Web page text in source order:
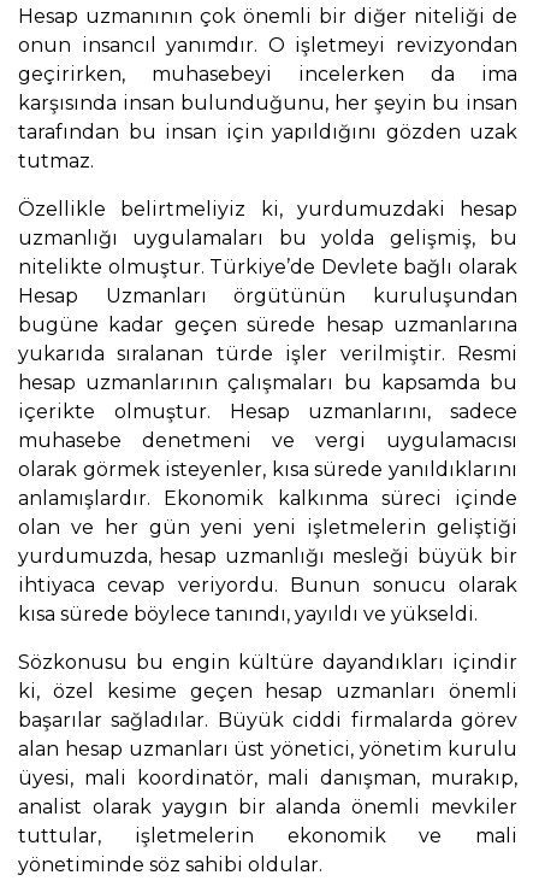
Hesap uzmanının çok önemli bir diğer niteliği de
onun insancıl yanımdır. O işletmeyi revizyondan
geçirirken, muhasebeyi incelerken da ima
karşısında insan bulunduğunu, her şeyin bu insan
tarafından bu insan için yapıldığını gözden uzak
tutmaz.
Özellikle belirtmeliyiz ki, yurdumuzdaki hesap
uzmanlığı uygulamaları bu yolda gelişmiş, bu
nitelikte olmuştur. Türkiye’de Devlete bağlı olarak
Hesap Uzmanları örgütünün kuruluşundan
bugüne kadar geçen sürede hesap uzmanlarına
yukarıda sıralanan türde işler verilmiştir. Resmi
hesap uzmanlarının çalışmaları bu kapsamda bu
içerikte olmuştur. Hesap uzmanlarını, sadece
muhasebe denetmeni ve vergi uygulamacısı
olarak görmek isteyenler, kısa sürede yanıldıklarını
anlamışlardır. Ekonomik kalkınma süreci içinde
olan ve her gün yeni yeni işletmelerin geliştiği
yurdumuzda, hesap uzmanlığı mesleği büyük bir
ihtiyaca cevap veriyordu. Bunun sonucu olarak
kısa sürede böylece tanındı, yayıldı ve yükseldi.
Sözkonusu bu engin kültüre dayandıkları içindir
ki, özel kesime geçen hesap uzmanları önemli
başarılar sağladılar. Büyük ciddi firmalarda görev
alan hesap uzmanları üst yönetici, yönetim kurulu
üyesi, mali koordinatör, mali danışman, murakıp,
analist olarak yaygın bir alanda önemli mevkiler
tuttular, işletmelerin ekonomik ve mali
yönetiminde söz sahibi oldular.